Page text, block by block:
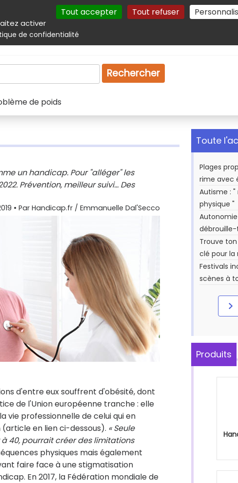
activer
Tout accepter Tout refuser
de confidentialité
Autres services Plan du site Gestion des cookies
Emploi Droit
Rechercher
de poids
un handicap. Pour "alléger" les
Prévention, meilleur suivi... Des
• Par Handicap.fr / Emmanuelle Dal'Secco
d'entre eux souffrent d'obésité, dont
de l'Union européenne tranche : elle
vie professionnelle de celui qui en
en lien ci-dessous). « Seule
40, pourrait créer des limitations
physiques mais également
faire face à une stigmatisation
En 2017, la Fédération mondiale de
Toute
Plages
rime avec
Autisme :
physique "
débrouille-
Trouve
clé pour la
Festivals
scènes à
Produits